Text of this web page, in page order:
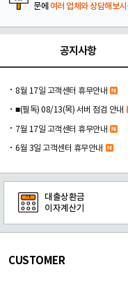
문에 여러 업체와 상담해보시
공지사항
8월 17일 고객센터 휴무안내
■(필독) 08/13(목) 서버 점검 안내
7월 17일 고객센터 휴무안내
6월 3일 고객센터 휴무안내
대출상환금
이자계산기
CUSTOMER